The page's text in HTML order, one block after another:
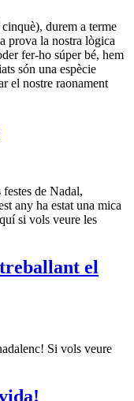
durem a terme
prova la nostra lògica
fer-ho súper bé, hem
són una espècie
el nostre raonament
de Nadal,
any ha estat una mica
si vols veure les
el
Si vols veure